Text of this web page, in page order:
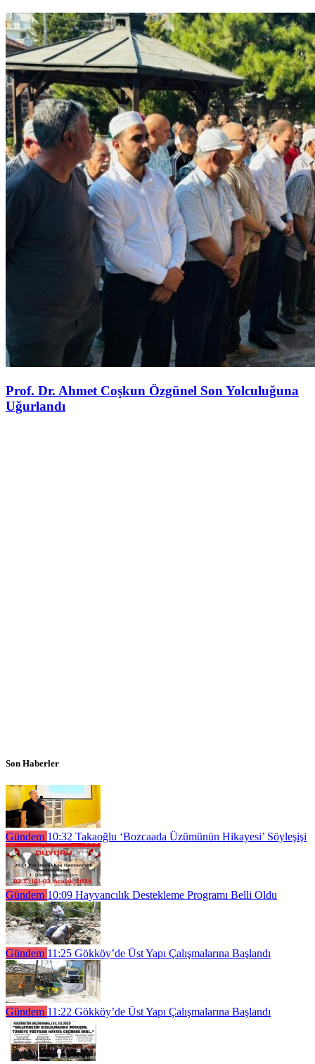
Prof. Dr. Ahmet Coşkun Özgünel Son Yolculuğuna
Uğurlandı
Son Haberler
Gündem 10:32 Takaoğlu ‘Bozcaada Üzümünün Hikayesi’ Söyleşişi
Gündem 10:09 Hayvancılık Destekleme Programı Belli Oldu
Gündem 11:25 Gökköy’de Üst Yapı Çalışmalarına Başlandı
Gündem 11:22 Gökköy’de Üst Yapı Çalışmalarına Başlandı